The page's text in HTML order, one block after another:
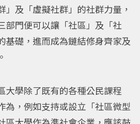
」及「虛擬社群」的社群力量，
部門便可以讓「社區」及「社
基礎，進而成為鏈結修身齊家及
大學除了既有的各種公民課程
為，例如支持或設立「社區微型